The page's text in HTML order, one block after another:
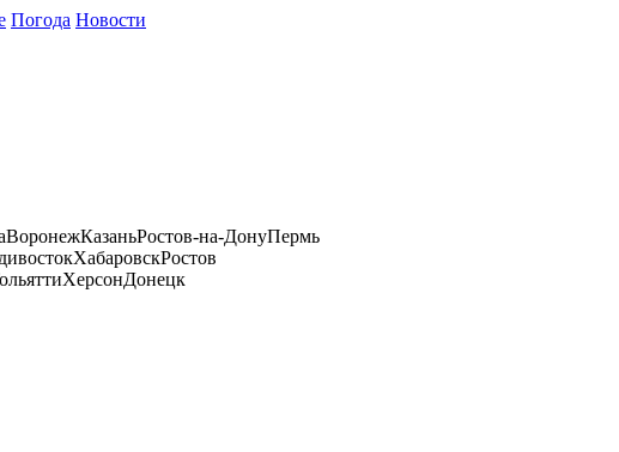
Погода Новости
ВоронежКазаньРостов-на-ДонуПермь
ХабаровскРостов
ХерсонДонецк